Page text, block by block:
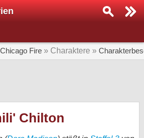
Chicago Fire » Charaktere »
Chilton
Serie suchen...
SERIEN